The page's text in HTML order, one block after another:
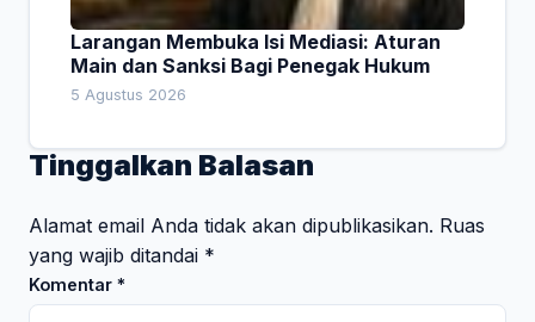
Larangan Membuka Isi Mediasi: Aturan
Main dan Sanksi Bagi Penegak Hukum
5 Agustus 2026
Tinggalkan Balasan
Alamat email Anda tidak akan dipublikasikan. Ruas
yang wajib ditandai *
Komentar *